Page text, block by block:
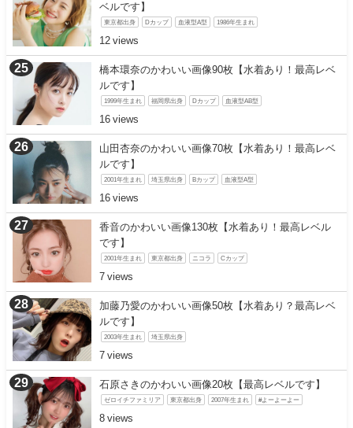
ベルです】
東京都出身 Dカップ 血液型A型 1986年生まれ
12
橋本環奈のかわいい画像90枚【水着あり！最高レベ
ルです】
1999年生まれ 福岡県出身 Dカップ 血液型AB型
16
山田杏奈のかわいい画像70枚【水着あり！最高レベ
ルです】
2001年生まれ 埼玉県出身 Bカップ 血液型A型
16
香音のかわいい画像130枚【水着あり！最高レベル
です】
2001年生まれ 東京都出身 ニコラ Cカップ
7
加藤乃愛のかわいい画像50枚【水着あり？最高レベ
ルです】
2003年生まれ 埼玉県出身
7
石原さきのかわいい画像20枚【最高レベルです】
ゼロイチファミリア 東京都出身 2007年生まれ #よーよーよー
8